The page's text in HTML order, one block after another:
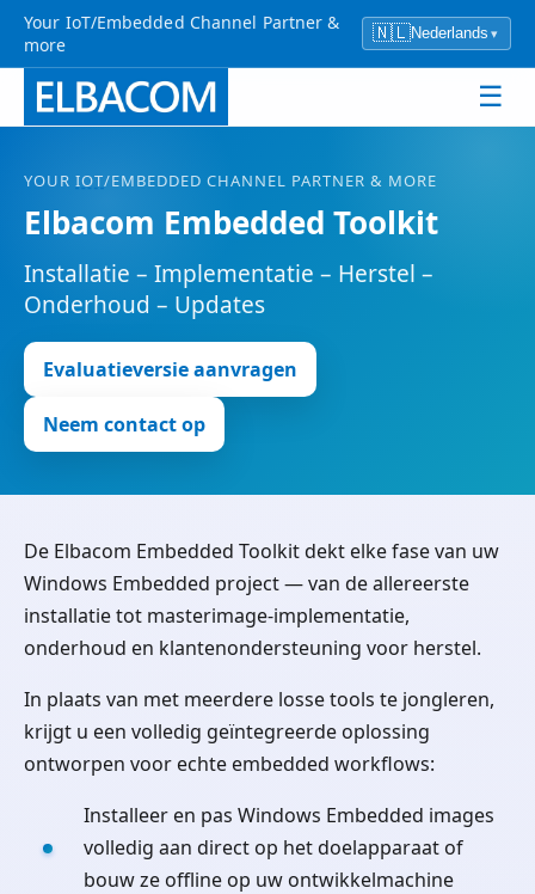
Your IoT/Embedded Channel Partner &
more
🇳🇱Nederlands ▾
☰
YOUR IOT/EMBEDDED CHANNEL PARTNER & MORE
Elbacom Embedded Toolkit
Installatie – Implementatie – Herstel –
Onderhoud – Updates
Evaluatieversie aanvragen
Neem contact op
De Elbacom Embedded Toolkit dekt elke fase van uw
Windows Embedded project — van de allereerste
installatie tot masterimage-implementatie,
onderhoud en klantenondersteuning voor herstel.
In plaats van met meerdere losse tools te jongleren,
krijgt u een volledig geïntegreerde oplossing
ontworpen voor echte embedded workflows:
Installeer en pas Windows Embedded images
volledig aan direct op het doelapparaat of
bouw ze offline op uw ontwikkelmachine